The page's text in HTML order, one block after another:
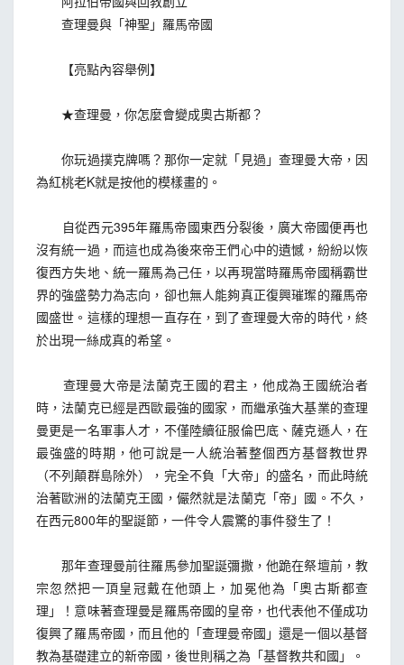
查理曼與「神聖」羅馬帝國
【亮點內容舉例】
★查理曼，你怎麼會變成奧古斯都？
你玩過撲克牌嗎？那你一定就「見過」查理曼大帝，因
為紅桃老K就是按他的模樣畫的。
自從西元395年羅馬帝國東西分裂後，廣大帝國便再也
沒有統一過，而這也成為後來帝王們心中的遺憾，紛紛以恢
復西方失地、統一羅馬為己任，以再現當時羅馬帝國稱霸世
界的強盛勢力為志向，卻也無人能夠真正復興璀璨的羅馬帝
國盛世。這樣的理想一直存在，到了查理曼大帝的時代，終
於出現一絲成真的希望。
查理曼大帝是法蘭克王國的君主，他成為王國統治者
時，法蘭克已經是西歐最強的國家，而繼承強大基業的查理
曼更是一名軍事人才，不僅陸續征服倫巴底、薩克遜人，在
最強盛的時期，他可說是一人統治著整個西方基督教世界
（不列顛群島除外），完全不負「大帝」的盛名，而此時統
治著歐洲的法蘭克王國，儼然就是法蘭克「帝」國。不久，
在西元800年的聖誕節，一件令人震驚的事件發生了！
那年查理曼前往羅馬參加聖誕彌撒，他跪在祭壇前，教
宗忽然把一頂皇冠戴在他頭上，加冕他為「奧古斯都查
理」！意味著查理曼是羅馬帝國的皇帝，也代表他不僅成功
復興了羅馬帝國，而且他的「查理曼帝國」還是一個以基督
教為基礎建立的新帝國，後世則稱之為「基督教共和國」。